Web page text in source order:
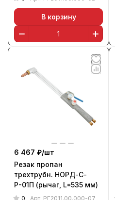
В корзину
6 467 ₽/шт
Резак пропан
трехтрубн. НОРД-С-
Р-01П (рычаг, L=535 мм)
0 Арт. РГ2011.00.000-07